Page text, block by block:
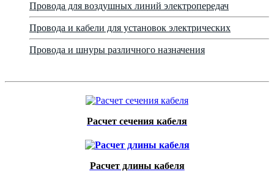
Провода для воздушных линий электропередач
Провода и кабели для установок электрических
Провода и шнуры различного назначения
Расчет сечения кабеля
Расчет длины кабеля